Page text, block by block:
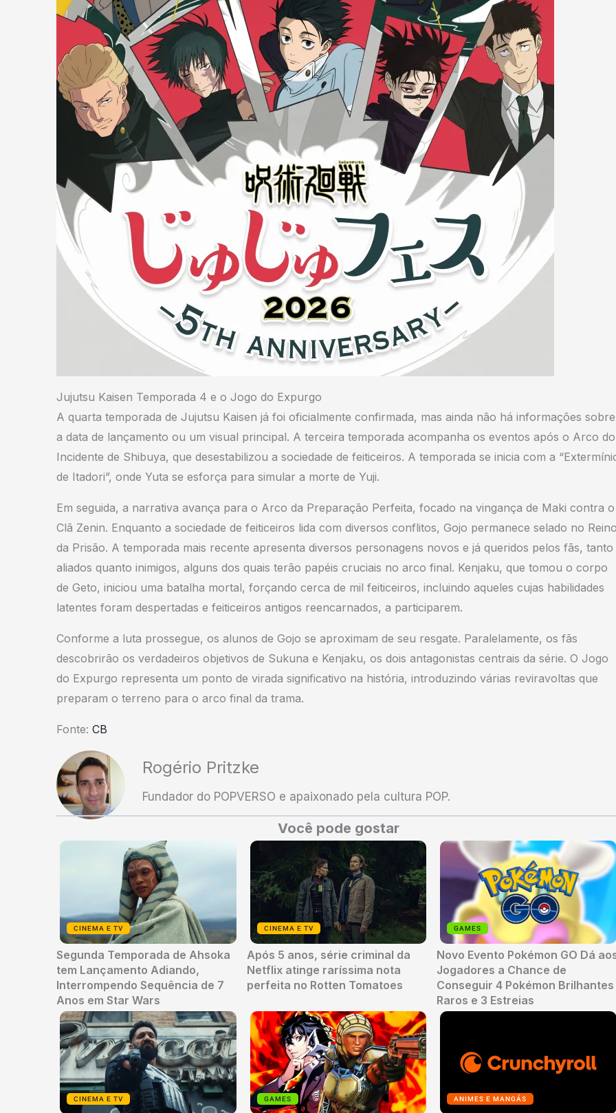
Jujutsu Kaisen Temporada 4 e o Jogo do Expurgo
A quarta temporada de Jujutsu Kaisen já foi oficialmente confirmada, mas ainda não há informações sobre
a data de lançamento ou um visual principal. A terceira temporada acompanha os eventos após o Arco do
Incidente de Shibuya, que desestabilizou a sociedade de feiticeiros. A temporada se inicia com a
de Itadori”, onde Yuta se esforça para simular a morte de Yuji.
Em seguida, a narrativa avança para o Arco da Preparação Perfeita, focado na vingança de Maki contra o
Clã Zenin. Enquanto a sociedade de feiticeiros lida com diversos conflitos, Gojo permanece selado no
da Prisão. A temporada mais recente apresenta diversos personagens novos e já queridos pelos fãs, tanto
aliados quanto inimigos, alguns dos quais terão papéis cruciais no arco final. Kenjaku, que tomou o corpo
de Geto, iniciou uma batalha mortal, forçando cerca de mil feiticeiros, incluindo aqueles cujas habilidades
latentes foram despertadas e feiticeiros antigos reencarnados, a participarem.
Conforme a luta prossegue, os alunos de Gojo se aproximam de seu resgate. Paralelamente, os fãs
descobrirão os verdadeiros objetivos de Sukuna e Kenjaku, os dois antagonistas centrais da série. O Jogo
do Expurgo representa um ponto de virada significativo na história, introduzindo várias reviravoltas que
preparam o terreno para o arco final da trama.
Fonte: CB
Rogério Pritzke
Fundador do POPVERSO e apaixonado pela cultura POP.
Você pode gostar
CINEMA E TV
Segunda Temporada de Ahsoka
tem Lançamento Adiando,
Interrompendo Sequência de 7
Anos em Star Wars
CINEMA E TV
Após 5 anos, série criminal da
Netflix atinge raríssima nota
perfeita no Rotten Tomatoes
GAMES
Novo Evento Pokémon GO Dá
Jogadores a Chance de
Conseguir 4 Pokémon Brilhantes
Raros e 3 Estreias
CINEMA E TV GAMES ANIMES E MANGÁS